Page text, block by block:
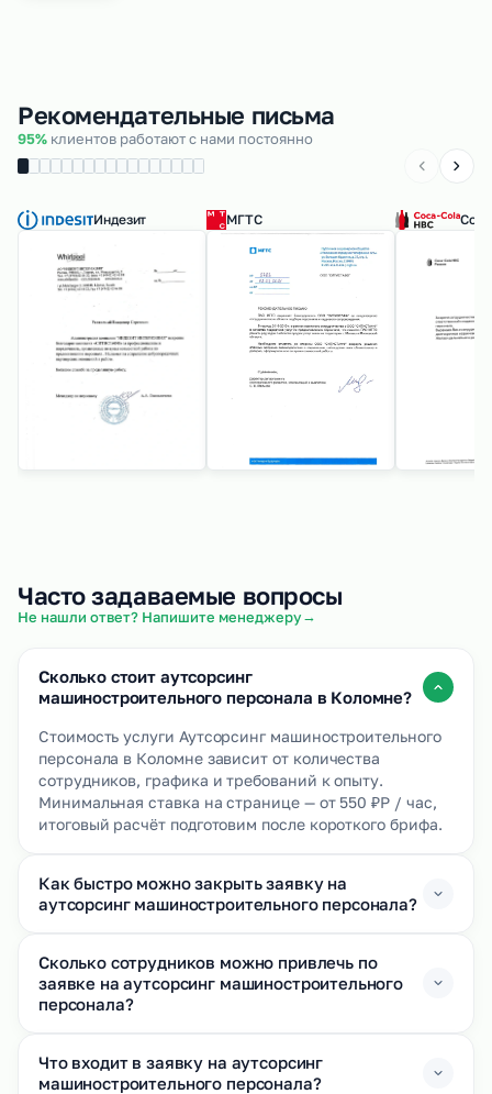
Рекомендательные письма
95% клиентов работают с нами постоянно
Индезит МГТС
Часто задаваемые вопросы
Не нашли ответ? Напишите менеджеру→
Сколько стоит аутсорсинг
машиностроительного персонала в Коломне?
Стоимость услуги Аутсорсинг машиностроительного
персонала в Коломне зависит от количества
сотрудников, графика и требований к опыту.
Минимальная ставка на странице — от 550 ₽Р / час,
итоговый расчёт подготовим после короткого брифа.
Как быстро можно закрыть заявку на
аутсорсинг машиностроительного персонала?
Сколько сотрудников можно привлечь по
заявке на аутсорсинг машиностроительного
персонала?
Что входит в заявку на аутсорсинг
машиностроительного персонала?